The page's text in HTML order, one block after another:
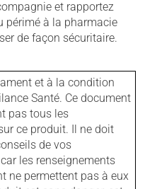
et rapportez
périmé à la pharmacie
de façon sécuritaire.
et à la condition
Santé. Ce document
pas tous les
ce produit. Il ne doit
de vos
les renseignements
ne permettent pas à eux